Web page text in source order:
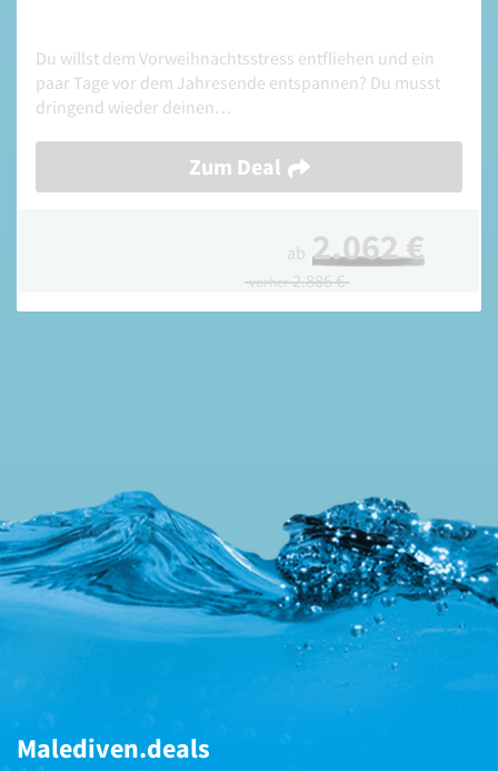
Du willst dem Vorweihnachtsstress entfliehen und ein
paar Tage vor dem Jahresende entspannen? Du musst
dringend wieder deinen…
Zum Deal
ab 2.062 €
vorher2.886 €
Malediven.deals